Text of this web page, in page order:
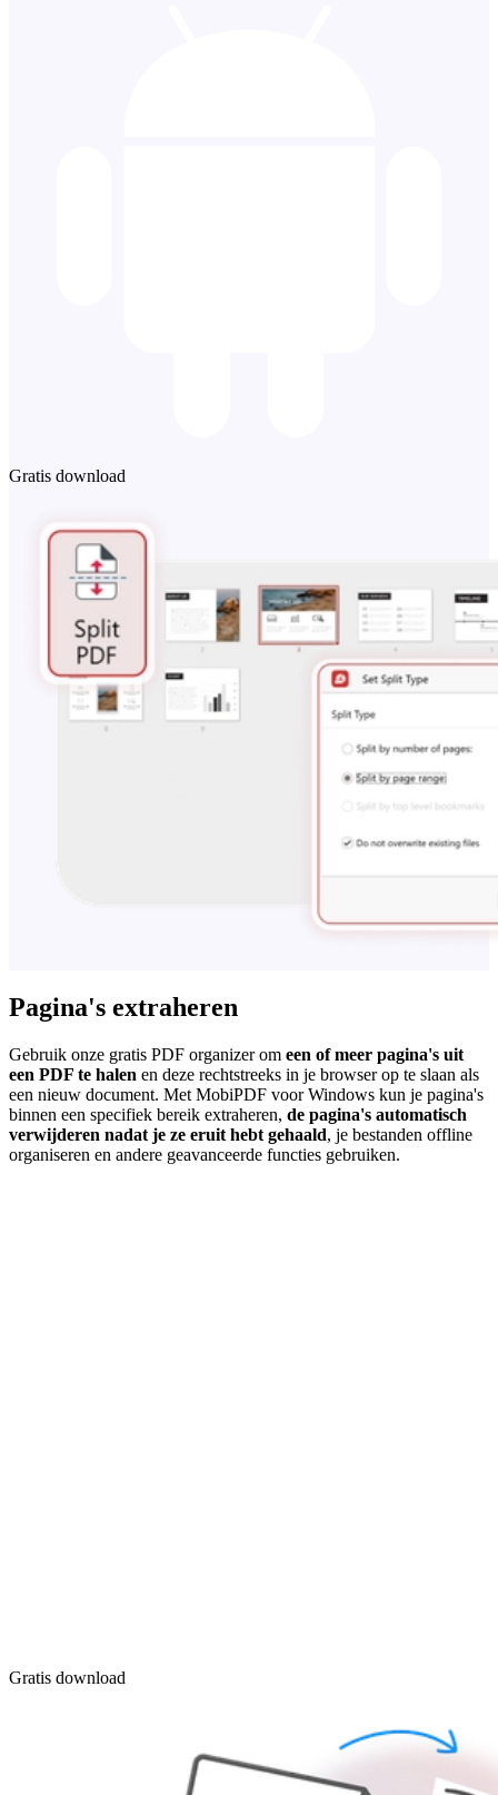
Gratis download
Pagina's extraheren
Gebruik onze gratis PDF organizer om een of meer pagina's uit
een PDF te halen en deze rechtstreeks in je browser op te slaan als
een nieuw document. Met MobiPDF voor Windows kun je pagina's
binnen een specifiek bereik extraheren, de pagina's automatisch
verwijderen nadat je ze eruit hebt gehaald, je bestanden offline
organiseren en andere geavanceerde functies gebruiken.
Gratis download